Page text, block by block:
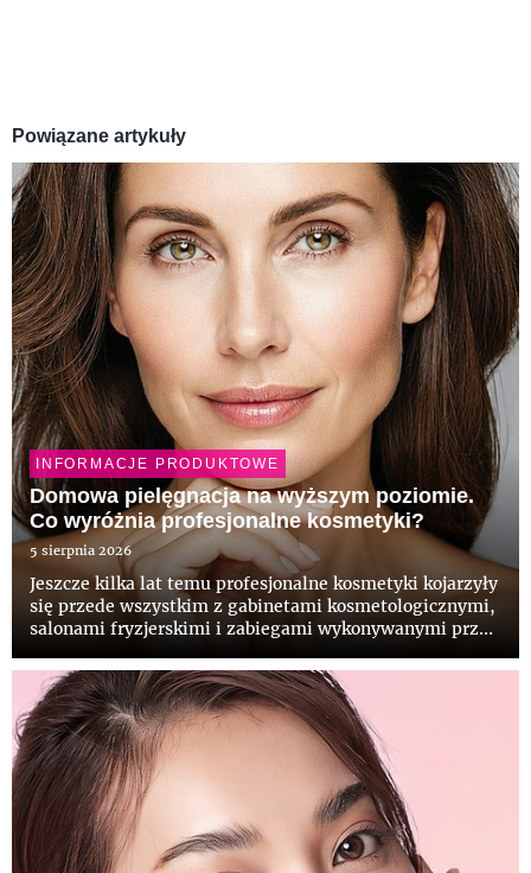
Powiązane artykuły
INFORMACJE PRODUKTOWE
Domowa pielęgnacja na wyższym poziomie.
Co wyróżnia profesjonalne kosmetyki?
5 sierpnia 2026
Jeszcze kilka lat temu profesjonalne kosmetyki kojarzyły
się przede wszystkim z gabinetami kosmetologicznymi,
salonami fryzjerskimi i zabiegami wykonywanymi przez
domowych łazienkach, odpowiadając na potrzeby osób,
...